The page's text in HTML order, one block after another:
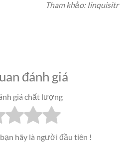
Tham khảo: Iinquisitr
đánh giá
giá chất lượng
hãy là người đầu tiên !